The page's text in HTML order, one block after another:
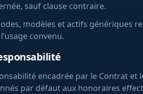
sauf clause contraire.
modèles et actifs génériques
convenu.
encadrée par le Contrat
par défaut aux honoraires